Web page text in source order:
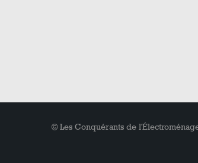
© Les Conquérants de